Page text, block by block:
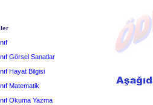
Görsel Sanatlar
Hayat Bilgisi
Matematik
Okuma Yazma